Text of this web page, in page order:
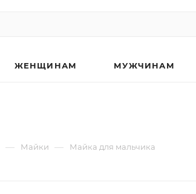
ЖЕНЩИНАМ МУЖЧИНАМ
— Майки — Майка для мальчика